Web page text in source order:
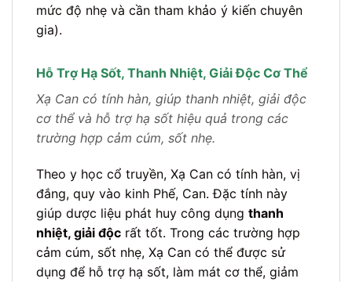
mức độ nhẹ và cần tham khảo ý kiến chuyên
gia).
Hỗ Trợ Hạ Sốt, Thanh Nhiệt, Giải Độc Cơ Thể
Xạ Can có tính hàn, giúp thanh nhiệt, giải độc
cơ thể và hỗ trợ hạ sốt hiệu quả trong các
trường hợp cảm cúm, sốt nhẹ.
Theo y học cổ truyền, Xạ Can có tính hàn, vị
đắng, quy vào kinh Phế, Can. Đặc tính này
giúp dược liệu phát huy công dụng thanh
nhiệt, giải độc rất tốt. Trong các trường hợp
cảm cúm, sốt nhẹ, Xạ Can có thể được sử
dụng để hỗ trợ hạ sốt, làm mát cơ thể, giảm